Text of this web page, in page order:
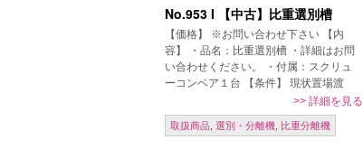
No.953 I 【中古】比重選別槽
【価格】 ※お問い合わせ下さい 【内
容】 ・品名：比重選別槽 ・詳細はお問
い合わせください。 ・付属：スクリュ
ーコンベア１台 【条件】 現状置場渡
し、保証なし、売り切れ御免、ご発注時
一括現金振込 【掲載日】 2018年3 […]
>> 詳細を見る
取扱商品, 選別・分離機, 比重分離機